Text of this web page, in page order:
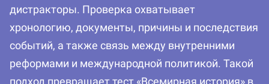
дистракторы. Проверка охватывает
хронологию, документы, причины и последствия
событий, а также связь между внутренними
реформами и международной политикой. Такой